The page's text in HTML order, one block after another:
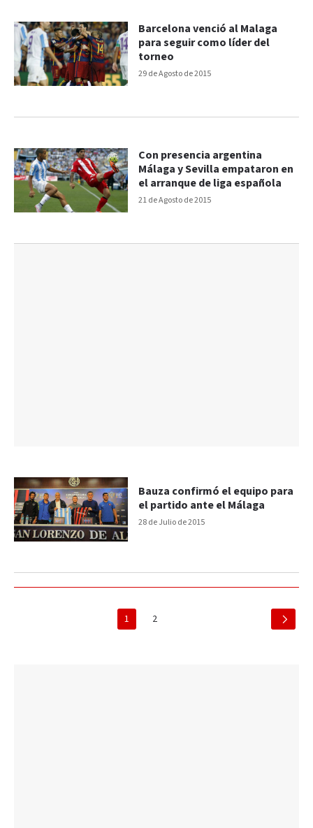
29 de Agosto de 2015
Barcelona venció al Malaga
para seguir como líder del
torneo
21 de Agosto de 2015
Con presencia argentina
Málaga y Sevilla empataron en
el arranque de liga española
28 de Julio de 2015
Bauza confirmó el equipo para
el partido ante el Málaga
1 2